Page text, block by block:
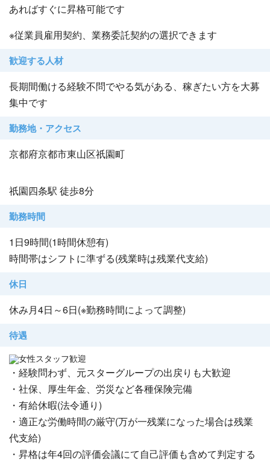
あればすぐに昇格可能です
※従業員雇用契約、業務委託契約の選択できます
歓迎する人材
長期間働ける経験不問でやる気がある、稼ぎたい方を大募
集中です
勤務地・アクセス
京都府京都市東山区祇園町
祇園四条駅 徒歩8分
勤務時間
1日9時間(1時間休憩有)
時間帯はシフトに準ずる(残業時は残業代支給)
休日
休み月4日～6日(※勤務時間によって調整)
待遇
女性スタッフ歓迎
・経験問わず、元スターグループの出戻りも大歓迎
・社保、厚生年金、労災など各種保険完備
・有給休暇(法令通り)
・適正な労働時間の厳守(万が一残業になった場合は残業
代支給)
・昇格は年4回の評価会議にて自己評価も含めて判定する